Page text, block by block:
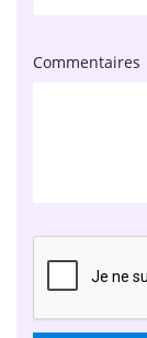
Commentaires